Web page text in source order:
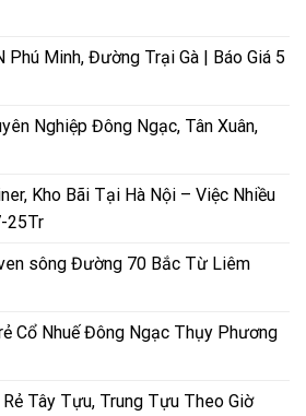
Phú Minh, Đường Trại Gà | Báo Giá 5
Nghiệp Đông Ngạc, Tân Xuân,
Kho Bãi Tại Hà Nội – Việc Nhiều
25Tr
sông Đường 70 Bắc Từ Liêm
Cổ Nhuế Đông Ngạc Thụy Phương
Tây Tựu, Trung Tựu Theo Giờ